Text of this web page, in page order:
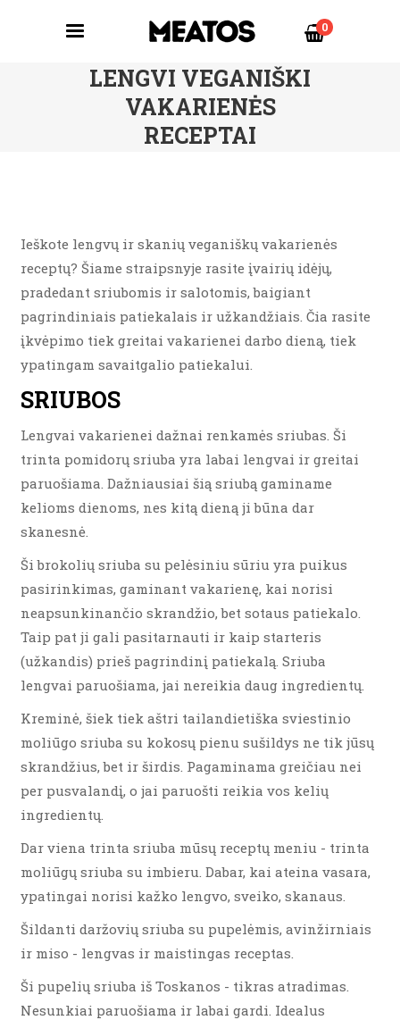
0
LENGVI VEGANIŠKI
VAKARIENĖS
RECEPTAI
Ieškote lengvų ir skanių veganiškų vakarienės
receptų? Šiame straipsnyje rasite įvairių idėjų,
pradedant sriubomis ir salotomis, baigiant
pagrindiniais patiekalais ir užkandžiais. Čia rasite
įkvėpimo tiek greitai vakarienei darbo dieną, tiek
ypatingam savaitgalio patiekalui.
SRIUBOS
Lengvai vakarienei dažnai renkamės sriubas. Ši
trinta pomidorų sriuba yra labai lengvai ir greitai
paruošiama. Dažniausiai šią sriubą gaminame
kelioms dienoms, nes kitą dieną ji būna dar
skanesnė.
Ši brokolių sriuba su pelėsiniu sūriu yra puikus
pasirinkimas, gaminant vakarienę, kai norisi
neapsunkinančio skrandžio, bet sotaus patiekalo.
Taip pat ji gali pasitarnauti ir kaip starteris
(užkandis) prieš pagrindinį patiekalą. Sriuba
lengvai paruošiama, jai nereikia daug ingredientų.
Kreminė, šiek tiek aštri tailandietiška sviestinio
moliūgo sriuba su kokosų pienu sušildys ne tik jūsų
skrandžius, bet ir širdis. Pagaminama greičiau nei
per pusvalandį, o jai paruošti reikia vos kelių
ingredientų.
Dar viena trinta sriuba mūsų receptų meniu - trinta
moliūgų sriuba su imbieru. Dabar, kai ateina vasara,
ypatingai norisi kažko lengvo, sveiko, skanaus.
Šildanti daržovių sriuba su pupelėmis, avinžirniais
ir miso - lengvas ir maistingas receptas.
Ši pupelių sriuba iš Toskanos - tikras atradimas.
Nesunkiai paruošiama ir labai gardi. Idealus